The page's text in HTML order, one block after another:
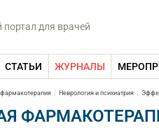
для врачей
СТАТЬИ ЖУРНАЛЫ
Неврология и психиатрия